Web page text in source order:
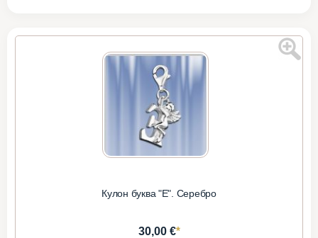
Кулон буква "Е". Серебро
30,00 €*